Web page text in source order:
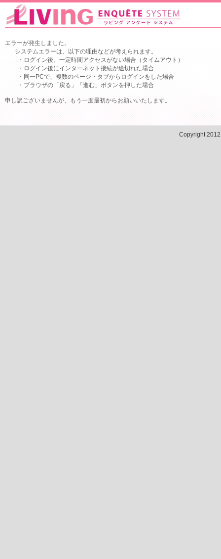
エラーが発生しました。
システムエラーは、以下の理由などが考えられます。
・ログイン後、一定時間アクセスがない場合（タイムアウト）
・ログイン後にインターネット接続が途切れた場合
・同一PCで、複数のページ・タブからログインをした場合
・ブラウザの「戻る」「進む」ボタンを押した場合
申し訳ございませんが、もう一度最初からお願いいたします。
Copyright